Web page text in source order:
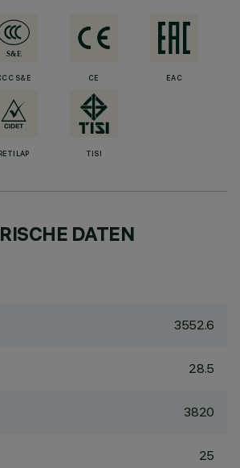
S&E CE EAC
RETILAP TISI
DATEN
3552.6
28.5
3820
25